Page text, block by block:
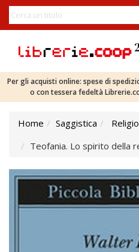
Per gli acquisti online: spese di
o con tessera fedeltà
Home Saggistica
Teofania. Lo spirito della